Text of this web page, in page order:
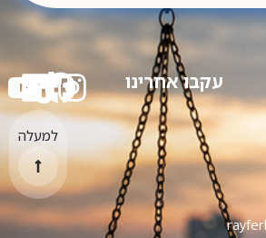
עקבו אחרינו
למעלה